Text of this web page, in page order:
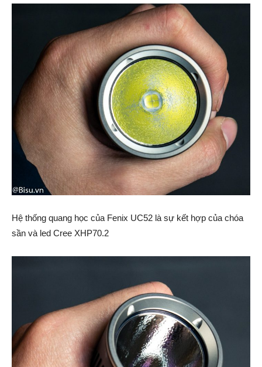
Hệ thống quang học của Fenix UC52 là sự kết hợp của chóa
sần và led Cree XHP70.2